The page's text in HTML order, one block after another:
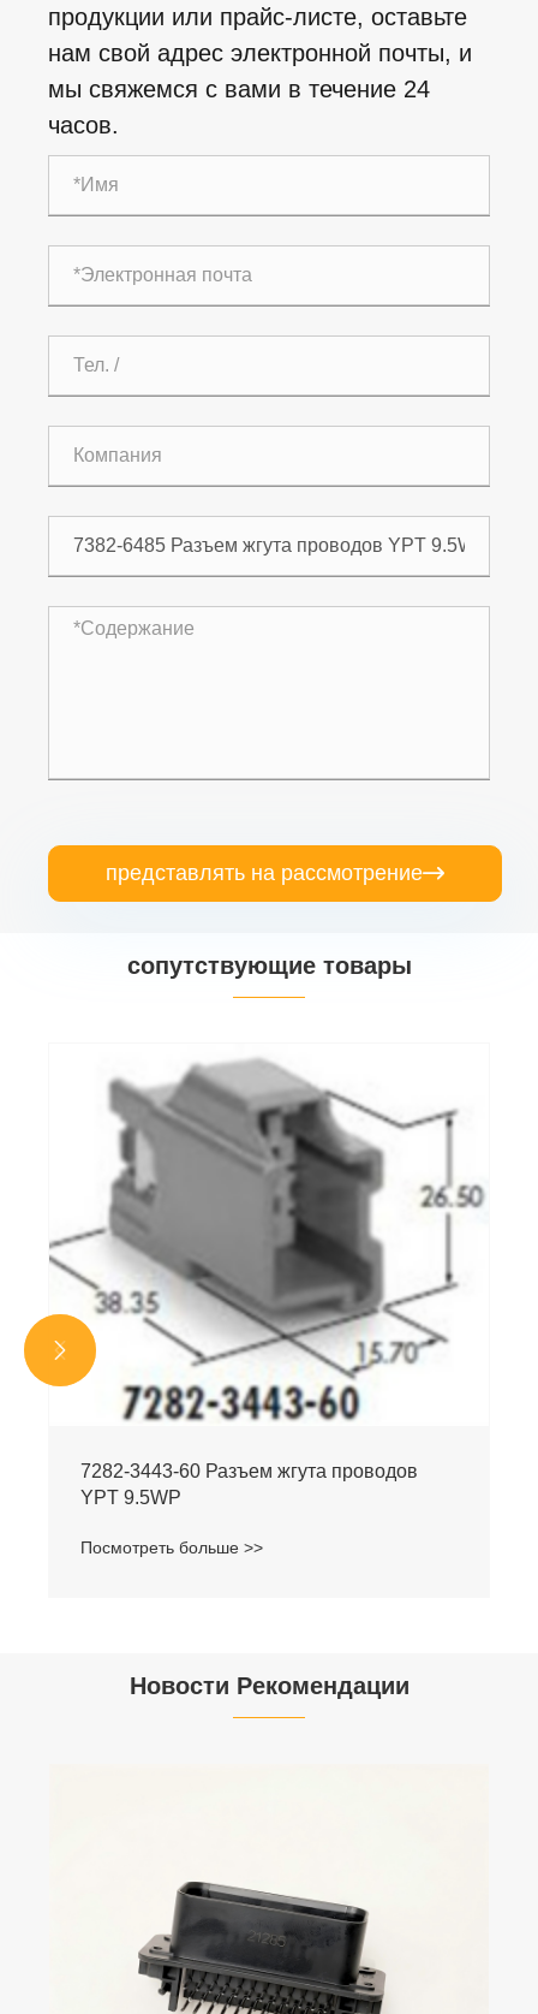
продукции или прайс-листе, оставьте
нам свой адрес электронной почты, и
мы свяжемся с вами в течение 24
часов.
представлять на рассмотрение
сопутствующие товары
7282-3443-60 Разъем жгута проводов
YPT 9.5WP
Посмотреть больше >>


Новости Рекомендации